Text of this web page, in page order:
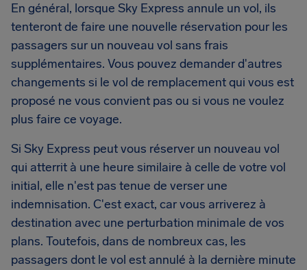
En général, lorsque Sky Express annule un vol, ils
tenteront de faire une nouvelle réservation pour les
passagers sur un nouveau vol sans frais
supplémentaires. Vous pouvez demander d'autres
changements si le vol de remplacement qui vous est
proposé ne vous convient pas ou si vous ne voulez
plus faire ce voyage.
Si Sky Express peut vous réserver un nouveau vol
qui atterrit à une heure similaire à celle de votre vol
initial, elle n'est pas tenue de verser une
indemnisation. C'est exact, car vous arriverez à
destination avec une perturbation minimale de vos
plans. Toutefois, dans de nombreux cas, les
passagers dont le vol est annulé à la dernière minute